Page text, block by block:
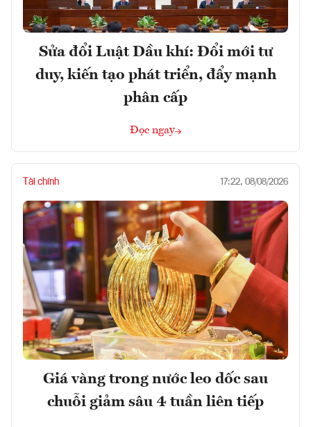
Sửa đổi Luật Dầu khí: Đổi mới tư
duy, kiến tạo phát triển, đẩy mạnh
phân cấp
Đọc ngay
Tài chính 17:22, 08/08/2026
Giá vàng trong nước leo dốc sau
chuỗi giảm sâu 4 tuần liên tiếp